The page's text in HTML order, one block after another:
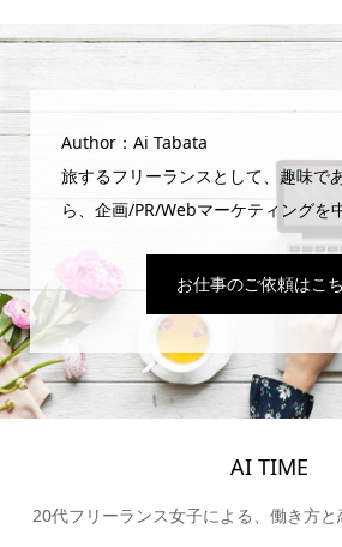
Author：Ai Tabata
旅するフリーランスとして、趣味で
ら、企画/PR/Webマーケティングを
お仕事のご依頼はこ
AI TIME
20代フリーランス女子による、働き方